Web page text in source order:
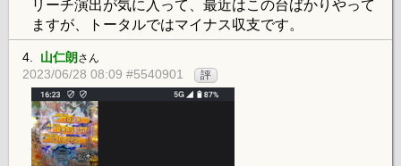
リーチ演出が気に入って、最近はこの台ばかりやって
ますが、トータルではマイナス収支です。
4. 山仁朗さん
2023/06/28 08:09 #5540901 評